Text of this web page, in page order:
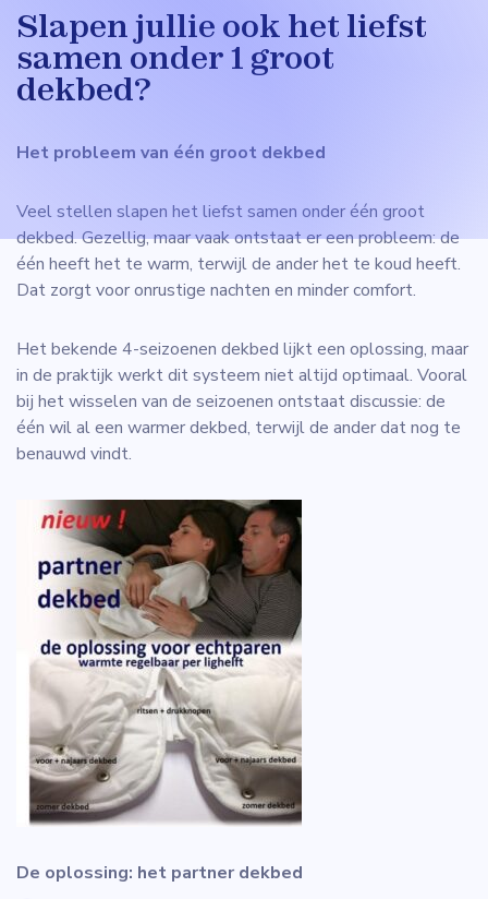
Slapen jullie ook het liefst
samen onder 1 groot
dekbed?
Het probleem van één groot dekbed
Veel stellen slapen het liefst samen onder één groot
dekbed. Gezellig, maar vaak ontstaat er een probleem: de
één heeft het te warm, terwijl de ander het te koud heeft.
Dat zorgt voor onrustige nachten en minder comfort.
Het bekende 4-seizoenen dekbed lijkt een oplossing, maar
in de praktijk werkt dit systeem niet altijd optimaal. Vooral
bij het wisselen van de seizoenen ontstaat discussie: de
één wil al een warmer dekbed, terwijl de ander dat nog te
benauwd vindt.
De oplossing: het partner dekbed